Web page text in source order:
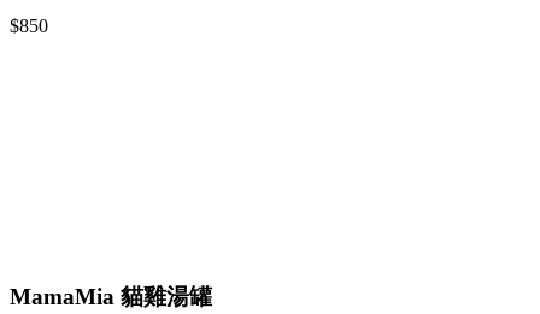
$850
MamaMia 貓雞湯罐